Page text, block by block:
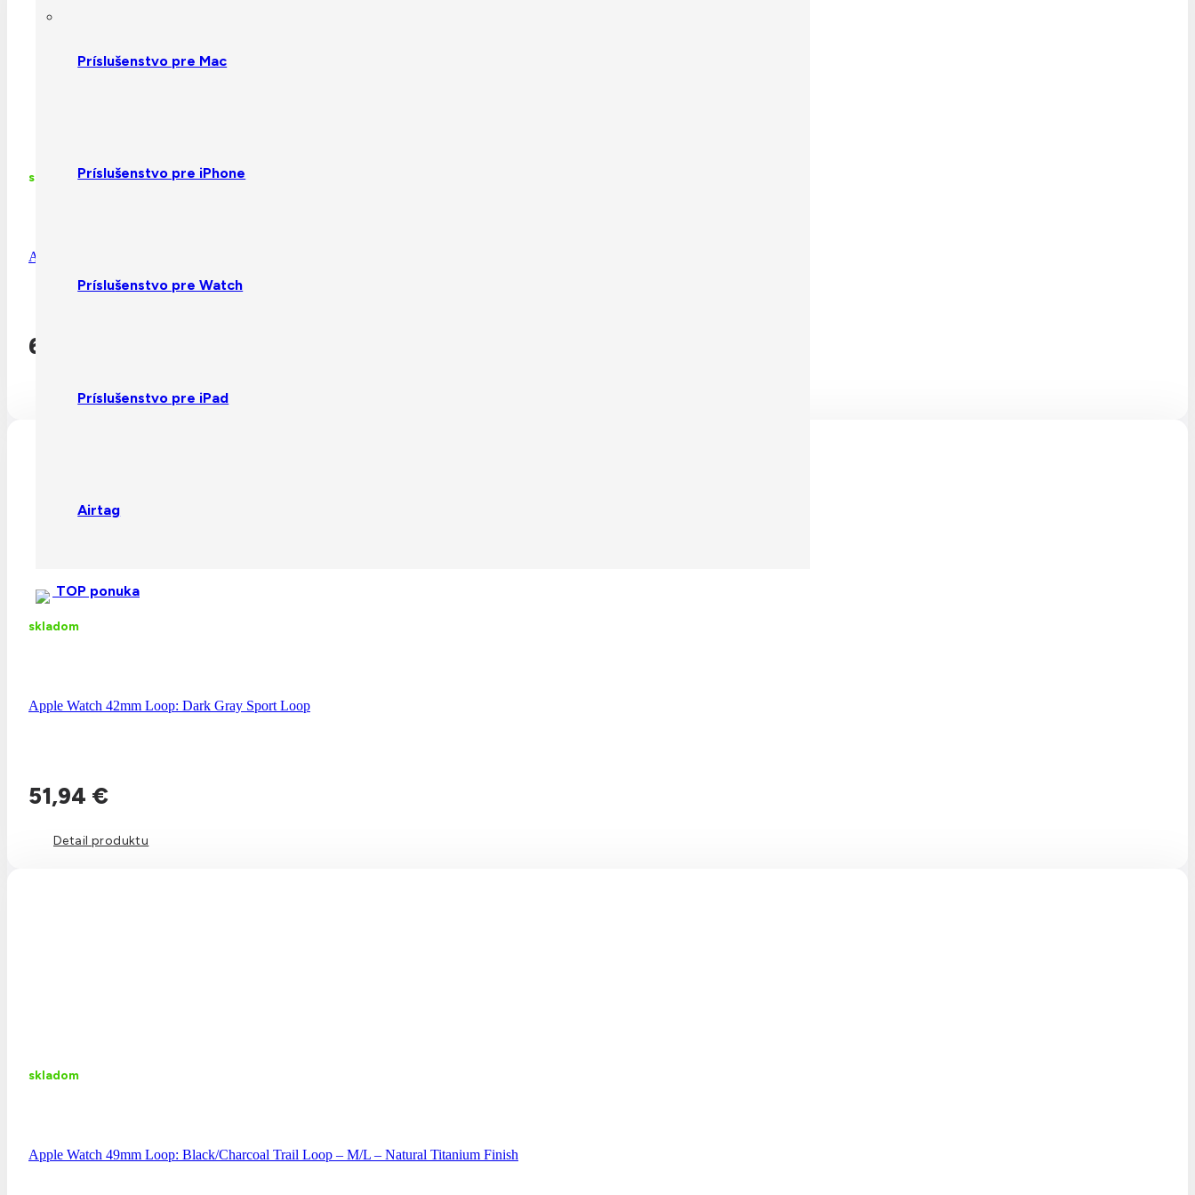
Príslušenstvo pre Mac
Príslušenstvo pre iPhone
Príslušenstvo pre Watch
Príslušenstvo pre iPad
Airtag
TOP ponuka
skladom
Apple iPhone 17 Pro Max Silicone Case with MagSafe – Vanilla (SEASONAL)
62,40
Detail produktu
skladom
Apple Watch 42mm Loop: Dark Gray Sport Loop
51,94 €
Detail produktu
skladom
Apple Watch 49mm Loop: Black/Charcoal Trail Loop – M/L – Natural Titanium Finish